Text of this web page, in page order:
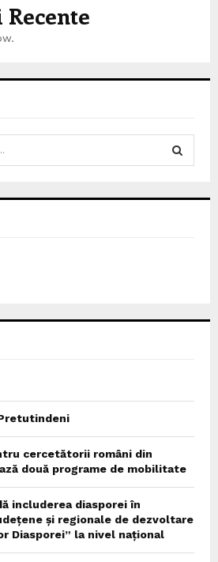
cercetătorii români din
două programe de mobilitate
includerea diasporei în
și regionale de dezvoltare
Diasporei” la nivel național